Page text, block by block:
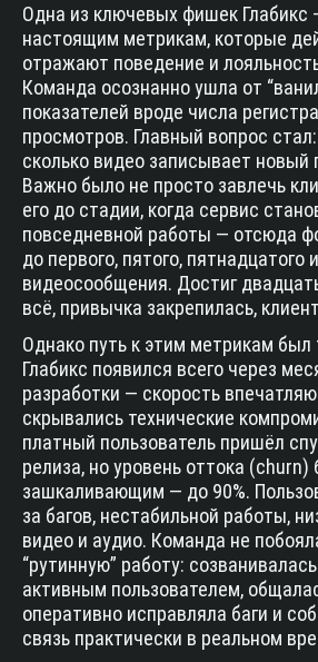
Одна из ключевых фишек Глабикс
настоящим метрикам, которые
отражают поведение и
Команда осознанно ушла от
показателей вроде числа
просмотров. Главный вопрос
сколько видео записывает новый
Важно было не просто завлечь
его до стадии, когда сервис
повседневной работы — отсюда
до первого, пятого, пятнадцатого
видеосообщения. Достиг
всё, привычка закрепилась,
Однако путь к этим метрикам был
Глабикс появился всего через
разработки — скорость
скрывались технические
платный пользователь пришёл
релиза, но уровень оттока (churn)
зашкаливающим — до 90%.
за багов, нестабильной работы,
видео и аудио. Команда не
“рутинную” работу:
активным пользователем,
оперативно исправляла баги и
связь практически в реальном